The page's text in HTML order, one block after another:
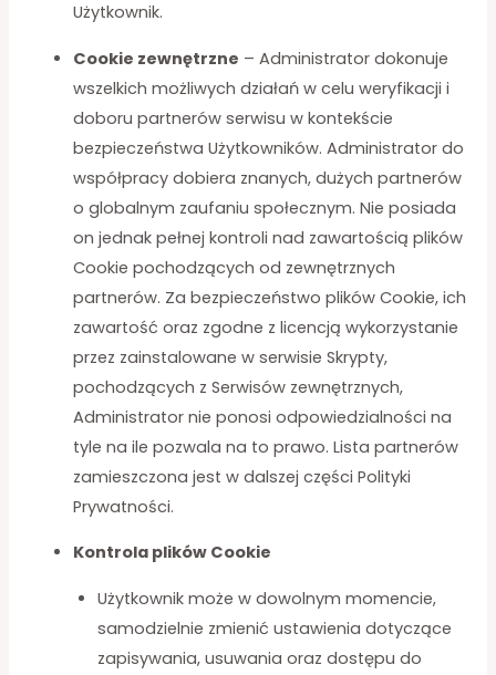
Użytkownik.
Cookie zewnętrzne – Administrator dokonuje
wszelkich możliwych działań w celu weryfikacji i
doboru partnerów serwisu w kontekście
bezpieczeństwa Użytkowników. Administrator do
współpracy dobiera znanych, dużych partnerów
o globalnym zaufaniu społecznym. Nie posiada
on jednak pełnej kontroli nad zawartością plików
Cookie pochodzących od zewnętrznych
partnerów. Za bezpieczeństwo plików Cookie, ich
zawartość oraz zgodne z licencją wykorzystanie
przez zainstalowane w serwisie Skrypty,
pochodzących z Serwisów zewnętrznych,
Administrator nie ponosi odpowiedzialności na
tyle na ile pozwala na to prawo. Lista partnerów
zamieszczona jest w dalszej części Polityki
Prywatności.
Kontrola plików Cookie
Użytkownik może w dowolnym momencie,
samodzielnie zmienić ustawienia dotyczące
zapisywania, usuwania oraz dostępu do